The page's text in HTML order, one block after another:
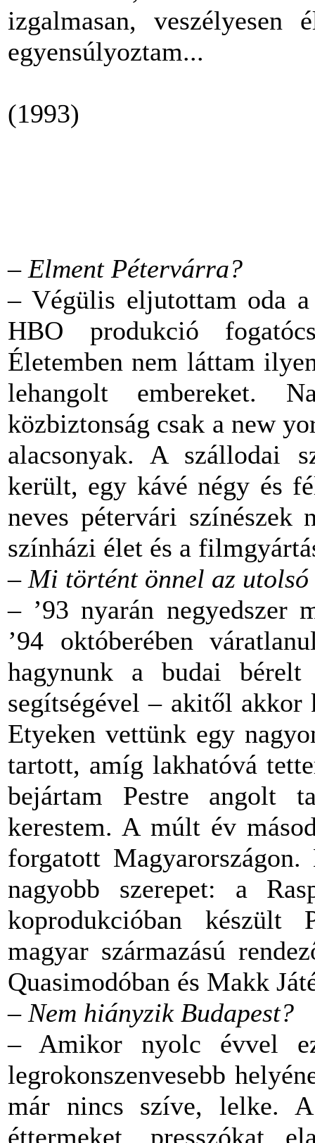
izgalmasan,
egyensúlyoztam...
(1993)
– Elment Pétervárra?
– Végülis eljutottam oda
HBO produkció
Életemben nem láttam
lehangolt embereket.
közbiztonság csak a new
alacsonyak. A szállodai
került, egy kávé négy és
neves pétervári
színházi élet és a
– Mi történt önnel az utolsó
– ’93 nyarán negyedszer
’94 októberében
hagynunk a budai bérelt
segítségével – akitől akkor
Etyeken vettünk egy
tartott, amíg lakhatóvá
bejártam Pestre angolt
kerestem. A múlt év
forgatott
nagyobb szerepet: a
koprodukcióban készült
magyar származású
Quasimodóban és Makk
– Nem hiányzik Budapest?
– Amikor nyolc évvel
legrokonszenvesebb
már nincs szíve, lelke. A
éttermeket, presszókat